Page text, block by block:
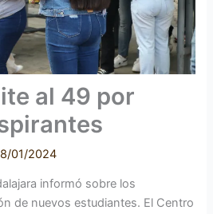
al 49 por
01/2024
informó sobre los
de nuevos estudiantes. El Centro